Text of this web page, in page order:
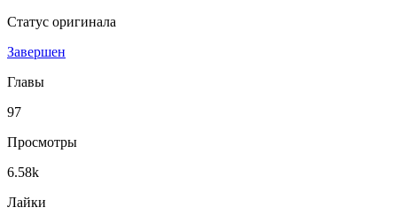
Статус оригинала
Завершен
Главы
97
Просмотры
6.58k
Лайки